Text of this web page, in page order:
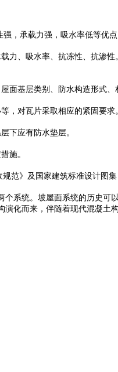
，承载力强，吸水率低等优点
力、吸水率、抗冻性、抗渗性
面基层类别、防水构造形式
，对瓦片采取相应的紧固要求
下应有防水垫层。
施。
范》及国家建筑标准设计图集
系统。坡屋面系统的历史可
化而来，伴随着现代混凝土